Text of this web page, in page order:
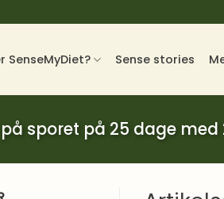
SenseMyDiet? Sense stories
sporet på 25 dage med